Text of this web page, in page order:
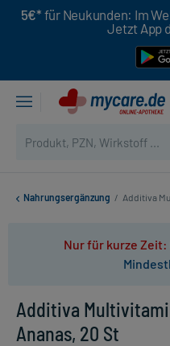
5€* für Neukunden: Im
Jetzt App
Nahrungsergänzung / Additiva
Nur für kurze Zeit:
Additiva
Ananas, 20 St